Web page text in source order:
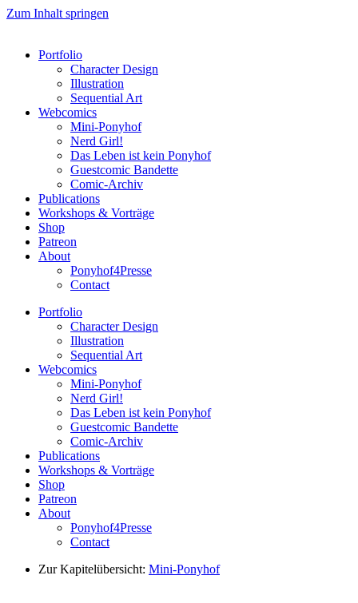
Zum Inhalt springen
Portfolio
Character Design
Illustration
Sequential Art
Webcomics
Mini-Ponyhof
Nerd Girl!
Das Leben ist kein Ponyhof
Guestcomic Bandette
Comic-Archiv
Publications
Workshops & Vorträge
Shop
Patreon
About
Ponyhof4Presse
Contact
Portfolio
Character Design
Illustration
Sequential Art
Webcomics
Mini-Ponyhof
Nerd Girl!
Das Leben ist kein Ponyhof
Guestcomic Bandette
Comic-Archiv
Publications
Workshops & Vorträge
Shop
Patreon
About
Ponyhof4Presse
Contact
Zur Kapitelübersicht: Mini-Ponyhof